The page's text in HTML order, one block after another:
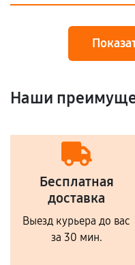
Наши
Бесплатная
доставка
Выезд курьера до вас
за 30 мин.